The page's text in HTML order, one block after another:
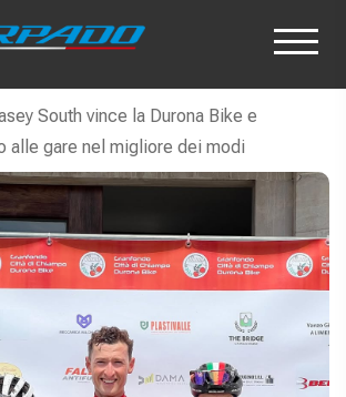
South vince la Durona Bike e
alle gare nel migliore dei modi